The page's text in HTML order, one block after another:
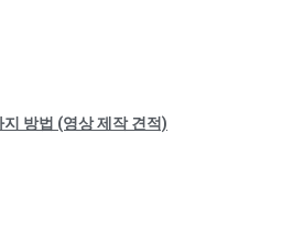
방법 (영상 제작 견적)